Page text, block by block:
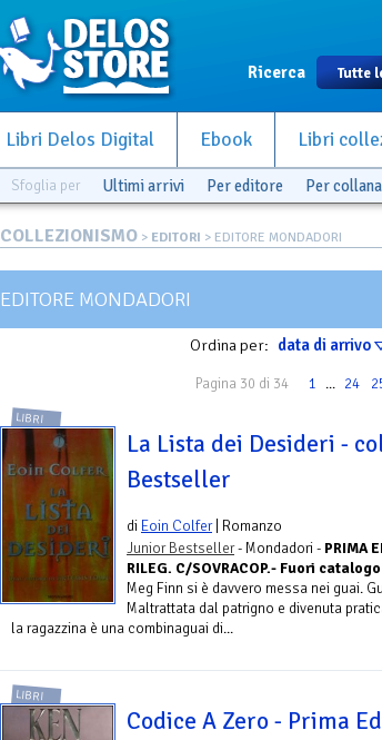
Ricerca
Libri Delos Digital Ebook Libri
Sfoglia per Ultimi arrivi Per editore Per collana
COLLEZIONISMO > EDITORI > EDITORE MONDADORI
EDITORE MONDADORI
Ordina per: data di arrivo
Pagina 30 di 34 1 ... 24
LIBRI
La Lista dei Desideri -
Bestseller
di Eoin Colfer| Romanzo
Junior Bestseller- Mondadori - PRIMA
RILEG. C/SOVRACOP.- Fuori
Meg Finn si è davvero messa nei guai.
Maltrattata dal patrigno e divenuta
la ragazzina è una combinaguai di...
LIBRI
Codice A Zero - Prima